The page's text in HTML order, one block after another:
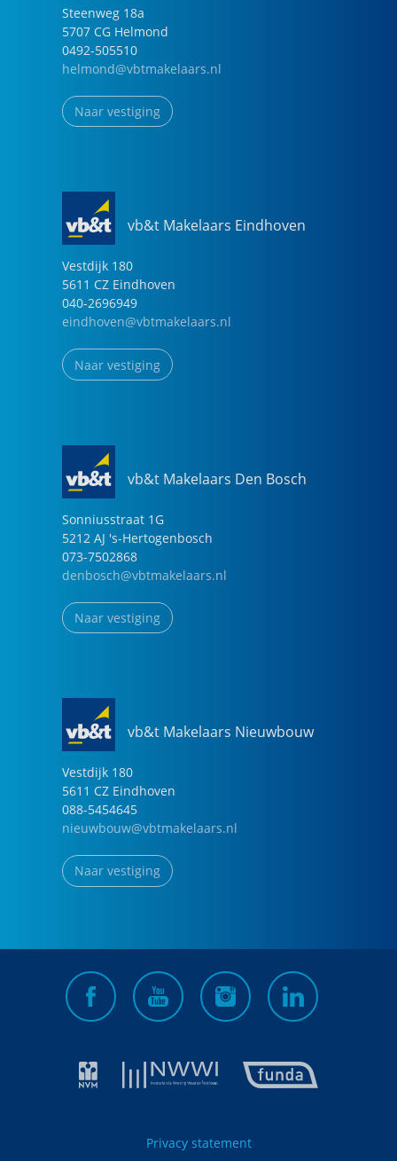
Steenweg 18a
5707 CG Helmond
0492-505510
helmond@vbtmakelaars.nl
Naar vestiging
vb&t Makelaars Eindhoven
Vestdijk 180
5611 CZ Eindhoven
040-2696949
eindhoven@vbtmakelaars.nl
Naar vestiging
vb&t Makelaars Den Bosch
Sonniusstraat 1G
5212 AJ 's-Hertogenbosch
073-7502868
denbosch@vbtmakelaars.nl
Naar vestiging
vb&t Makelaars Nieuwbouw
Vestdijk 180
5611 CZ Eindhoven
088-5454645
nieuwbouw@vbtmakelaars.nl
Naar vestiging
Privacy statement